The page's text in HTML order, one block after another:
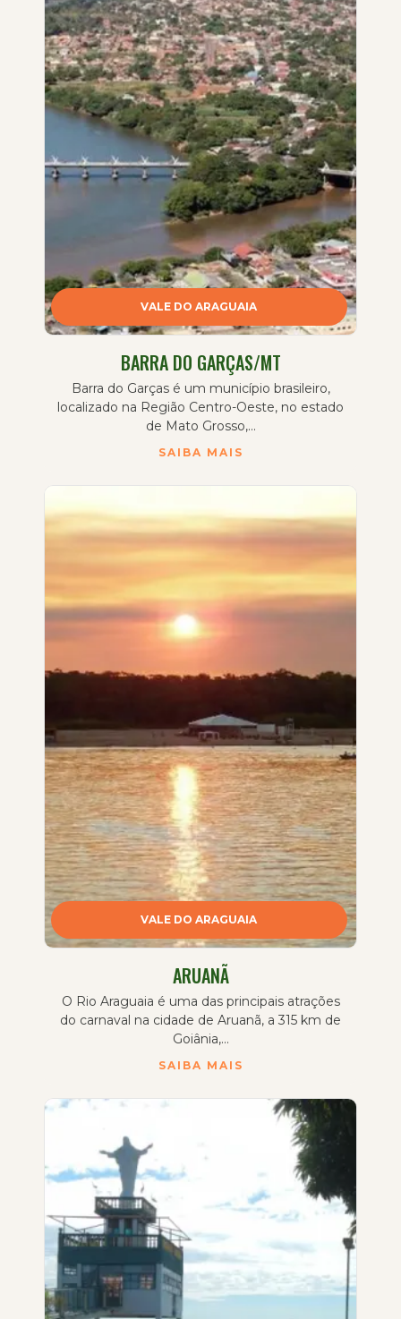
VALE DO ARAGUAIA
BARRA DO GARÇAS/MT
Barra do Garças é um município brasileiro,
localizado na Região Centro-Oeste, no estado
de Mato Grosso,...
SAIBA MAIS
VALE DO ARAGUAIA
ARUANÃ
O Rio Araguaia é uma das principais atrações
do carnaval na cidade de Aruanã, a 315 km de
Goiânia,...
SAIBA MAIS